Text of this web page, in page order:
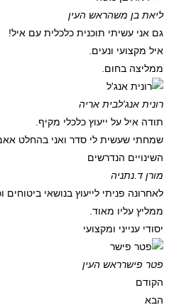
ליאת בן משהראש העין
גם אני עשיתי תוכנית כלכלית עם איל!
איל מקצועי ונעים.
ממליצה בחום.
רונית אנג'לבית אריה
תודה איל על ייעוץ כלכלי מקיף.
שמחתי שעשית לי סדר ואני בהחלט
השינויים הנדרשים
מורן ד.נתניה
לאחרונה פניתי לייעוץ בנושאי
ממליץ עליו מאוד.
יסודי ענייני ומקצועי
פטר פישרראש העין
הקודם
הבא